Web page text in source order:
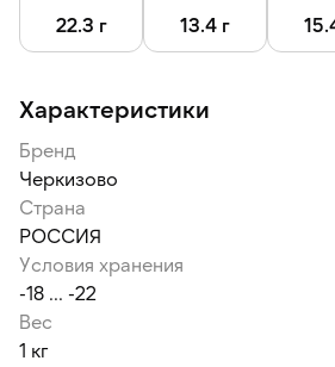
22.3 г 13.4 г
Характеристики
Бренд
Черкизово
Страна
РОССИЯ
Условия хранения
-18 ... -22
Вес
1 кг